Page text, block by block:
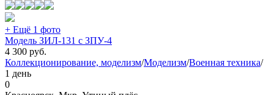
+ Ещё 1 фото
Модель ЗИЛ-131 с ЗПУ-4
4 300 руб.
Коллекционирование, моделизм/Моделизм/Военная техника/
1 день
0